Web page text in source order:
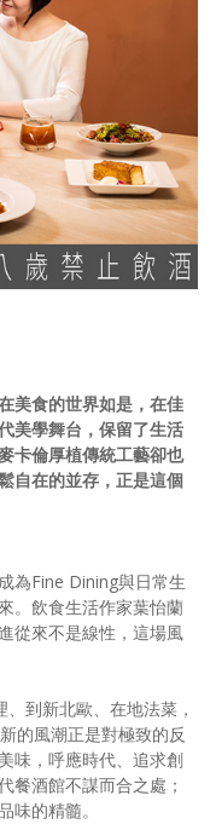
美食的世界如是，在佳
美學舞台，保留了生活
卡倫厚植傳統工藝卻也
自在的並存，正是這個
為Fine Dining與日常生
。飲食生活作家葉怡蘭
從來不是線性，這場風
到新北歐、在地法菜，
的風潮正是對極致的反
味，呼應時代、追求創
餐酒館不謀而合之處；
味的精髓。